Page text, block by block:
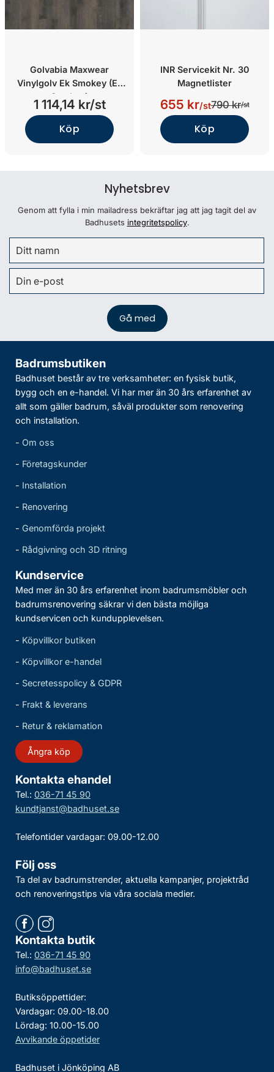
Golvabia Maxwear
Vinylgolv Ek Smokey (Ek
Smokey)
1 114,14 kr/st
Köp
INR Servicekit Nr. 30
Magnetlister
655 kr/st790 kr/st
Köp
Nyhetsbrev
Genom att fylla i min mailadress bekräftar jag att jag tagit del av
Badhusets integritetspolicy.
Badrumsbutiken
Badhuset består av tre verksamheter: en fysisk butik,
bygg och en e-handel. Vi har mer än 30 års erfarenhet av
allt som gäller badrum, såväl produkter som renovering
och installation.
- Om oss
- Företagskunder
- Installation
- Renovering
- Genomförda projekt
- Rådgivning och 3D ritning
Kundservice
Med mer än 30 års erfarenhet inom badrumsmöbler och
badrumsrenovering säkrar vi den bästa möjliga
kundservicen och kundupplevelsen.
- Köpvillkor butiken
- Köpvillkor e-handel
- Secretesspolicy & GDPR
- Frakt & leverans
- Retur & reklamation
Ångra köp
Kontakta ehandel
Tel.: 036-71 45 90
kundtjanst@badhuset.se
Telefontider vardagar: 09.00-12.00
Följ oss
Ta del av badrumstrender, aktuella kampanjer, projektråd
och renoveringstips via våra sociala medier.
Kontakta butik
Tel.: 036-71 45 90
info@badhuset.se
Butiksöppettider:
Vardagar: 09.00-18.00
Lördag: 10.00-15.00
Avvikande öppetider
Badhuset i Jönköping AB